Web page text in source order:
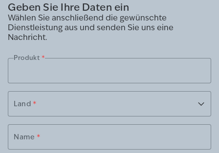
Geben Sie Ihre Daten ein
Wählen Sie anschließend die gewünschte
Dienstleistung aus und senden Sie uns eine
Nachricht.
Produkt *
Land *
Name *